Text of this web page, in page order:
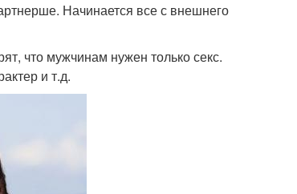
Начинается все с внешнего
что мужчинам нужен только секс.
и т.д.